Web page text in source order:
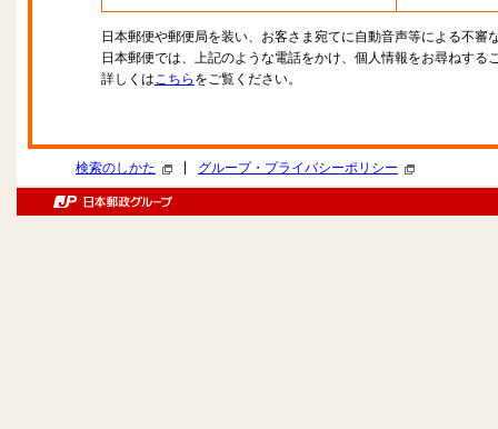
日本郵便や郵便局を装い、お客さま宛てに自動音声等による不審
日本郵便では、上記のような電話をかけ、個人情報をお尋ねする
詳しくはこちら をご覧ください。
検索のしかた グループ・プライバシーポリシー